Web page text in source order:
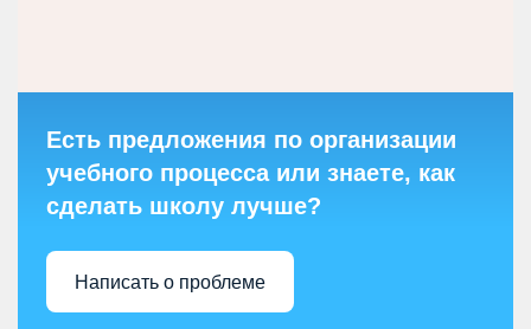
Есть предложения по организации
учебного процесса или знаете, как
сделать школу лучше?
Написать о проблеме